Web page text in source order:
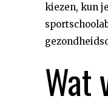
kiezen, kun
Wat